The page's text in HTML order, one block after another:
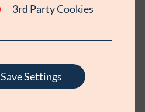
3rd Party Cookies
Save Settings